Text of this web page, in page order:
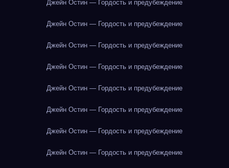
Джейн Остин — Гордость и предубеждение
Джейн Остин — Гордость и предубеждение
Джейн Остин — Гордость и предубеждение
Джейн Остин — Гордость и предубеждение
Джейн Остин — Гордость и предубеждение
Джейн Остин — Гордость и предубеждение
Джейн Остин — Гордость и предубеждение
Джейн Остин — Гордость и предубеждение